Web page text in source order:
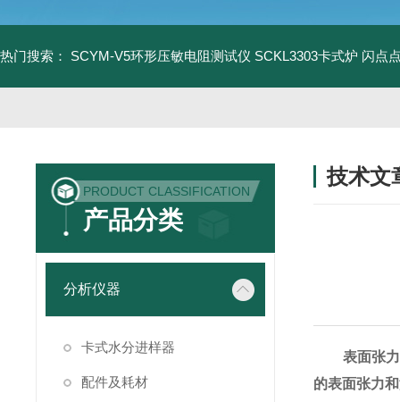
热门搜索： SCYM-V5环形压敏电阻测试仪 SCKL3303卡式炉 闪点
PRODUCT CLASSIFICATION
产品分类
分析仪器
卡式水分进样器
配件及耗材
技术文
表面张
的表面张力